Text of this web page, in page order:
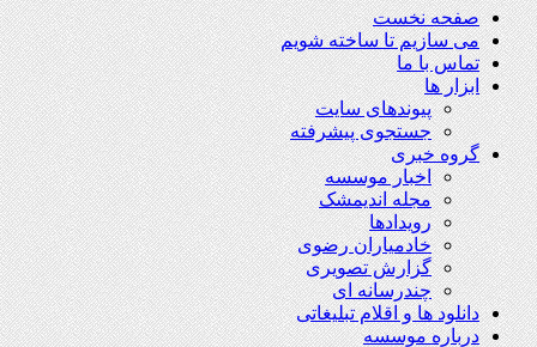
صفحه نخست
می سازیم تا ساخته شویم
تماس با ما
ابزار ها
پیوندهای سایت
جستجوی پیشرفته
گروه خبری
اخبار موسسه
مجله اندیمشک
رویدادها
خادمیاران رضوی
گزارش تصویری
چندرسانه ای
دانلود ها و اقلام تبلیغاتی
درباره موسسه